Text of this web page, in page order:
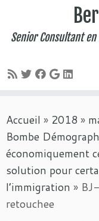
au
contenu
Senior Consultant
Accueil » 2018 »
Bombe
économiquement
solution pour
l’immigration »
retouchee